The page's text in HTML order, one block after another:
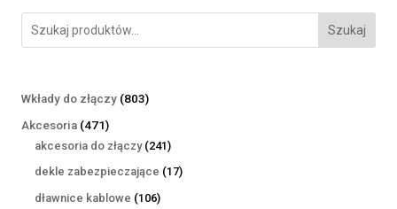
Szukaj
Wkłady do złączy 803803
Akcesoria 471471
produktów
akcesoria do złączy 241241
produktów
dekle zabezpieczające 1717
dławnice kablowe 106106